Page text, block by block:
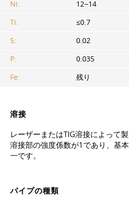
Ni:
12−14
Ti:
≤0.7
S:
0.02
P:
0.035
Fe:
残り
溶接
レーザーまたはTIG溶接によって
溶接部の強度係数が1であり、基
一です。
パイプの種類